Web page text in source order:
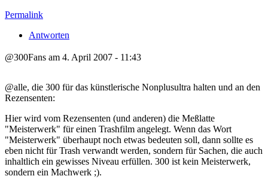
Permalink
Antworten
@300Fans am 4. April 2007 - 11:43
@alle, die 300 für das künstlerische Nonplusultra halten und an den
Rezensenten:
Hier wird vom Rezensenten (und anderen) die Meßlatte
"Meisterwerk" für einen Trashfilm angelegt. Wenn das Wort
"Meisterwerk" überhaupt noch etwas bedeuten soll, dann sollte es
eben nicht für Trash verwandt werden, sondern für Sachen, die auch
inhaltlich ein gewisses Niveau erfüllen. 300 ist kein Meisterwerk,
sondern ein Machwerk ;).